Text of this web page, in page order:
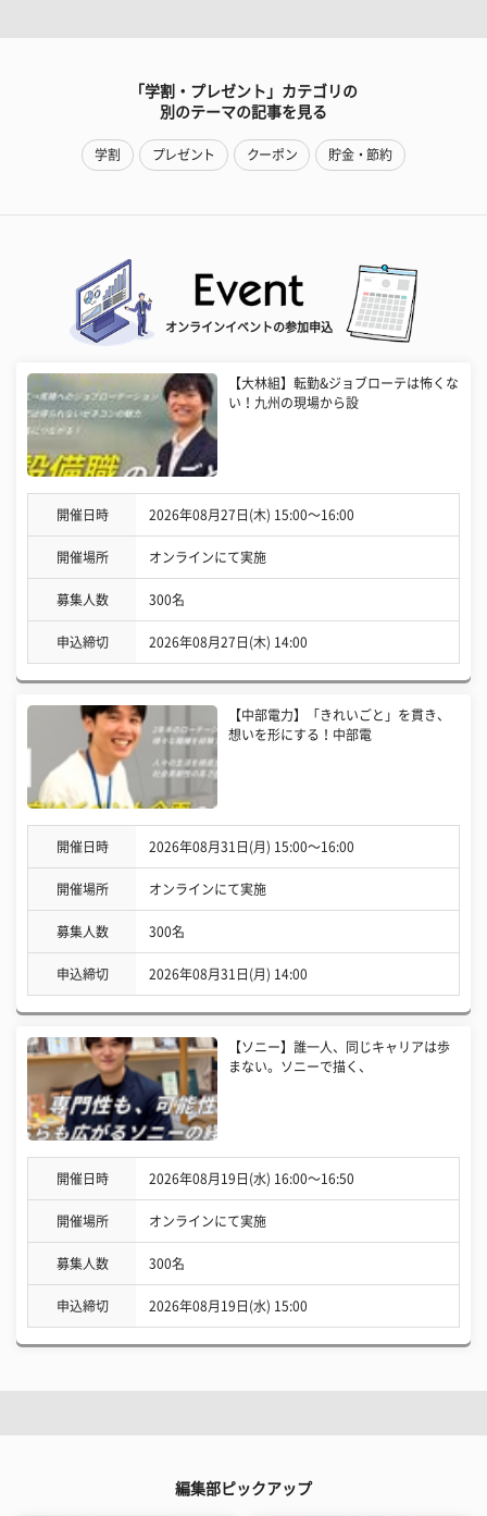
「学割・プレゼント」カテゴリの
別のテーマの記事を見る
学割 プレゼント クーポン 貯金・節約
オンラインイベントの参加申込
【大林組】転勤&ジョブローテは怖くな
い！九州の現場から設
開催日時 2026年08月27日(木) 15:00〜16:00
開催場所 オンラインにて実施
募集人数 300名
申込締切 2026年08月27日(木) 14:00
【中部電力】「きれいごと」を貫き、
想いを形にする！中部電
開催日時 2026年08月31日(月) 15:00〜16:00
開催場所 オンラインにて実施
募集人数 300名
申込締切 2026年08月31日(月) 14:00
【ソニー】誰一人、同じキャリアは歩
まない。ソニーで描く、
開催日時 2026年08月19日(水) 16:00〜16:50
開催場所 オンラインにて実施
募集人数 300名
申込締切 2026年08月19日(水) 15:00
編集部ピックアップ